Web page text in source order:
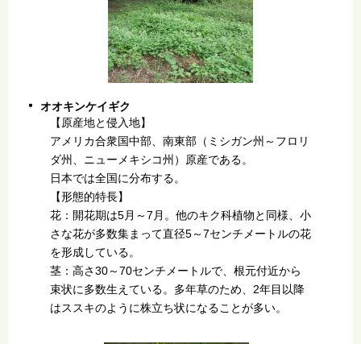
オオキンケイギク
【原産地と侵入地】
アメリカ合衆国中部、南東部（ミシガン州～フロリ
ダ州、ニューメキシコ州）原産である。
日本では全国に分布する。
【形態的特長】
花：開花期は5月～7月。他のキク科植物と同様、小
さな花が多数集まって直径5～7センチメートルの花
を形成している。
茎：高さ30～70センチメートルで、根元付近から
束状に多数生えている。多年草のため、2年目以降
はススキのように株立ち状になることが多い。